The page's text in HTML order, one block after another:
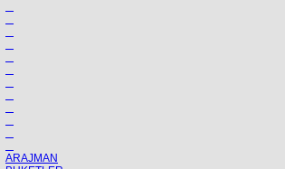
ARAJMAN